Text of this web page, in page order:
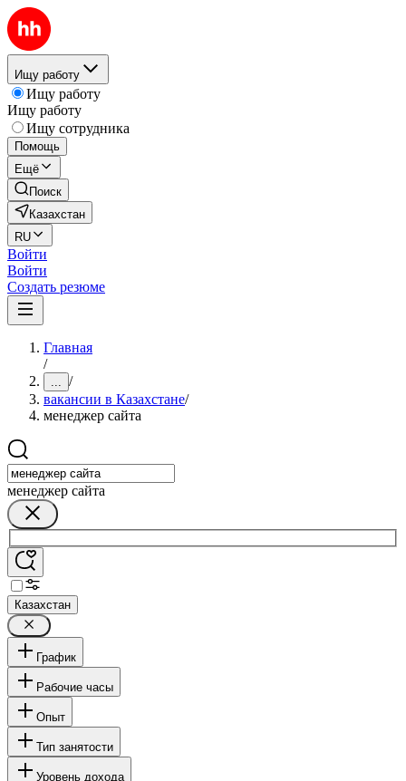
Ищу работу
Ищу работу
Ищу работу
Ищу сотрудника
Помощь
Ещё
Поиск
Казахстан
RU
Войти
Войти
Создать резюме
Главная
/
... /
вакансии в Казахстане/
менеджер сайта
менеджер сайта
Казахстан
График
Рабочие часы
Опыт
Тип занятости
Уровень дохода